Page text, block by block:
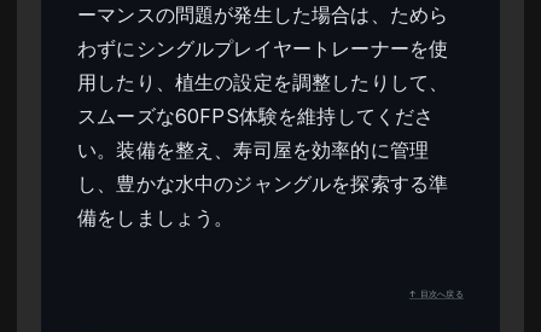
ーマンスの問題が発生した場合は、ためら
わずにシングルプレイヤートレーナーを使
用したり、植生の設定を調整したりして、
スムーズな60FPS体験を維持してくださ
い。装備を整え、寿司屋を効率的に管理
し、豊かな水中のジャングルを探索する準
備をしましょう。
↑ 目次へ戻る